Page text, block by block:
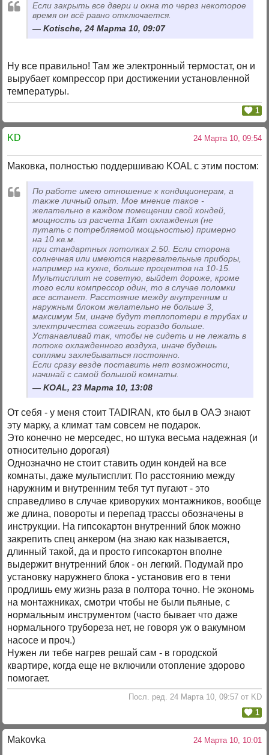
Если закрыть все двери и окна то через некоторое
время он всё равно отключается.
Kotische, 24 Марта 10, 09:07
Ну все правильно! Там же электронный термостат, он и
вырубает компрессор при достижении установленной
температуры.
1
KD 24 Марта 10, 09:54
Маковка, полностью поддершиваю KOAL с этим постом:
По работе имею отношение к кондиционерам, а
также личный опыт. Мое мнение такое -
желательно в каждом помещении свой кондей,
мощность из расчета 1Квт охлаждения (не
путать с потребляемой мощьностью) примерно
на 10 кв.м.
при стандартных потолках 2.50. Если сторона
солнечная или имеются нагревательные приборы,
например на кухне, больше процентов на 10-15.
Мультисплит не советую, выйдет дороже, кроме
того если компрессор один, то в случае поломки
все встанет. Расстояние между внутренним и
наружным блоком желательно не больше 3,
максимум 5м, иначе будут теплопотери в трубах и
электричества сожгешь гораздо больше.
Устанавливай так, чтобы не сидеть и не лежать в
потоке охлажденного воздуха, иначе будешь
соплями захлебываться постоянно.
Если сразу везде поставить нет возможности,
начинай с самой большой комнаты.
KOAL, 23 Марта 10, 13:08
От себя - у меня стоит TADIRAN, кто был в ОАЭ знают
эту марку, а климат там совсем не подарок.
Это конечно не мерседес, но штука весьма надежная (и
относительно дорогая)
Однозначно не стоит ставить один кондей на все
комнаты, даже мультисплит. По расстоянию между
наружним и внутренним тебя тут пугают - это
справедливо в случае криворуких монтажников, вообще
же длина, повороты и перепад трассы обозначены в
инструкции. На гипсокартон внутренний блок можно
закрепить спец анкером (на знаю как называется,
длинный такой, да и просто гипсокартон вполне
выдержит внутренний блок - он легкий. Подумай про
установку наружнего блока - установив его в тени
продлишь ему жизнь раза в полтора точно. Не экономь
на монтажниках, смотри чтобы не были пьяные, с
нормальным инструментом (часто бывает что даже
нормального трубореза нет, не говоря уж о вакумном
насосе и проч.)
Нужен ли тебе нагрев решай сам - в городской
квартире, когда еще не включили отопление здорово
помогает.
Посл. ред. 24 Марта 10, 09:57 от KD
1
Makovka 24 Марта 10, 10:01